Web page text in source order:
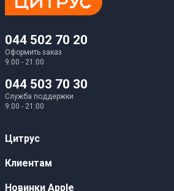
044 502 70 20
Оформить заказ
9:00 - 21:00
044 503 70 30
Служба поддержки
9:00 - 21:00
Цитрус
Карьера
Клиентам
Публичные оферты
Новинки Apple